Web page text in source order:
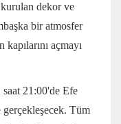
dekor ve
bir atmosfer
açmayı
saat 21:00'de Efe
gerçekleşecek. Tüm